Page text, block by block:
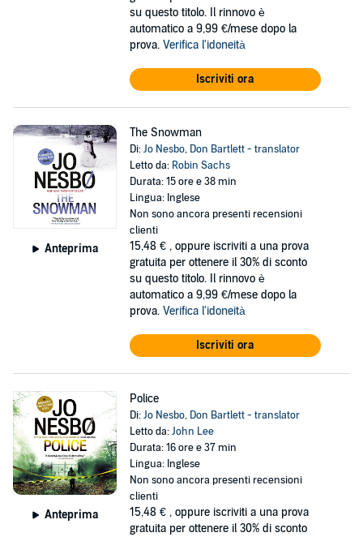
su questo titolo. Il rinnovo è
automatico a 9,99 €/mese dopo la
prova. Verifica l'idoneità
Iscriviti ora
Anteprima
The Snowman
Di:Jo Nesbo, Don Bartlett - translator
Letto da: Robin Sachs
Durata: 15 ore e 38 min
Lingua: Inglese
Non sono ancora presenti recensioni
clienti
15,48 € , oppure iscriviti a una prova
gratuita per ottenere il 30% di sconto
su questo titolo. Il rinnovo è
automatico a 9,99 €/mese dopo la
prova. Verifica l'idoneità
Iscriviti ora
Anteprima
Police
Di:Jo Nesbo, Don Bartlett - translator
Letto da:John Lee
Durata: 16 ore e 37 min
Lingua: Inglese
Non sono ancora presenti recensioni
clienti
15,48 € , oppure iscriviti a una prova
gratuita per ottenere il 30% di sconto